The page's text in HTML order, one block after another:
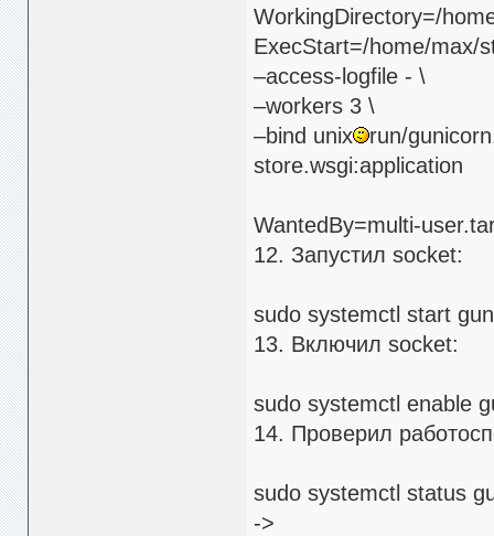
WorkingDirectory=/
ExecStart=/home/max/
–access-logfile - \
–workers 3 \
–bind unix
run/
store.wsgi:application
WantedBy=multi-
12. Запустил socket:
sudo systemctl start
13. Включил socket:
sudo systemctl enable
14. Проверил
sudo systemctl status
->